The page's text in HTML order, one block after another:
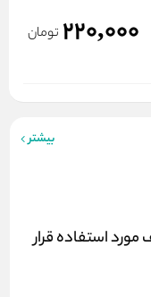
220,000 تومان
بیشتر
استفاده قرار